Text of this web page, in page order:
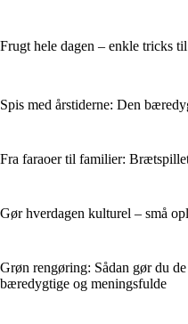
Frugt hele dagen – enkle tricks
Spis med årstiderne: Den
Fra faraoer til familier:
Gør hverdagen kulturel – små
Grøn rengøring: Sådan gør du
bæredygtige og meningsfulde